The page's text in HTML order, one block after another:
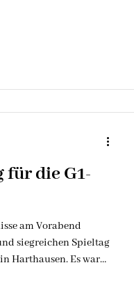
die G1-
am Vorabend
siegreichen Spieltag
Harthausen. Es war